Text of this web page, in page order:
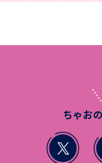
ちゃお